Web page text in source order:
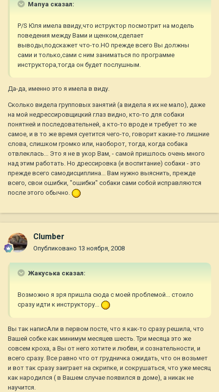
Manya сказал:
P/S Юля имела ввиду,что иструктор посмотрит на модель
поведения между Вами и щенком,сделает
выводы,подскажет что-то.НО прежде всего Вы должны
сами и только,сами с ним заниматься по программе
инструктора,тогда он будет послушным.
Да-да, именно это я имела в виду.
Сколько видела групповых занятий (а видела я их не мало), даже
на мой недрессировщицкий глаз видно, кто-то для собаки
понятней и последовательней, а кто-то вроде и требует то же
самое, и в то же время суетится чего-то, говорит какие-то лишние
слова, слишком громко или, наоборот, тогда, когда собака
отвлеклась... Это я не в укор Вам, - самой пришлось очень много
над этим работать. Но дрессировка (и воспитание) собаки - это
прежде всего самодисциплина... Вам нужно выяснить, прежде
всего, свои ошибки, "ошибки" собаки сами собой исправляются
после этого обычно.
Clumber
Опубликовано 13 ноября, 2008
Жакуська сказал:
Возможно я зря пришла сюда с моей проблемой... стоило
сразу идти к инструктору...
Вы так написАли в первом посте, что я как-то сразу решила, что
Вашей собке как минимум месяцев шесть. Три месяца это же
совсем кроха, а Вы от него хотите и любви, и сознательности, и
всего сразу. Все равно что от грудничка ожидать, что он возьмет
и вот так сразу заиграет на скрипке, и сокрушаться, что уже месяц
как народился ( в Вашем случае появился в доме), а никак не
научится.